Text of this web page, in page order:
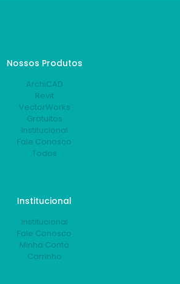
Nossos Produtos
ArchiCAD
Revit
VectorWorks
Gratuitos
Institucional
Fale Conosco
Todos
Institucional
Institucional
Fale Conosco
Minha Conta
Carrinho